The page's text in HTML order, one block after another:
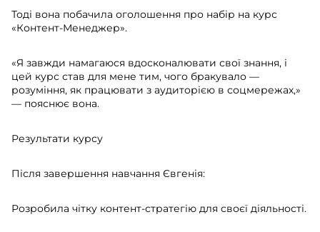
Тоді вона побачила оголошення про набір на курс
«Контент-Менеджер».
«Я завжди намагаюся вдосконалювати свої знання, і
цей курс став для мене тим, чого бракувало —
розуміння, як працювати з аудиторією в соцмережах,»
— пояснює вона.
Результати курсу
Після завершення навчання Євгенія:
Розробила чітку контент-стратегію для своєї діяльності.